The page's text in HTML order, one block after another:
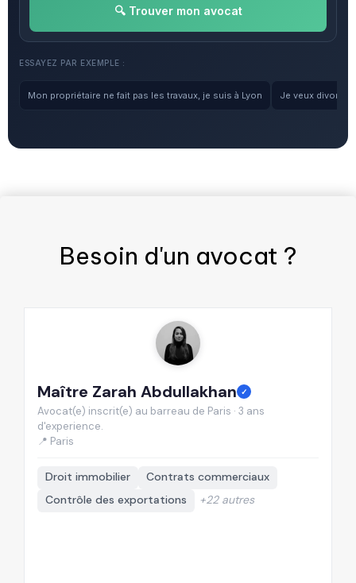
🔍 Trouver mon avocat
ESSAYEZ PAR EXEMPLE :
Mon propriétaire ne fait pas les travaux, je suis à Lyon Je veux
Besoin d'un avocat ?
Maître Zarah Abdullakhan ✓
Avocat(e) inscrit(e) au barreau de Paris · 3 ans
d'experience.
📍 Paris
Droit immobilier
Contrats commerciaux
Contrôle des exportations
+22 autres